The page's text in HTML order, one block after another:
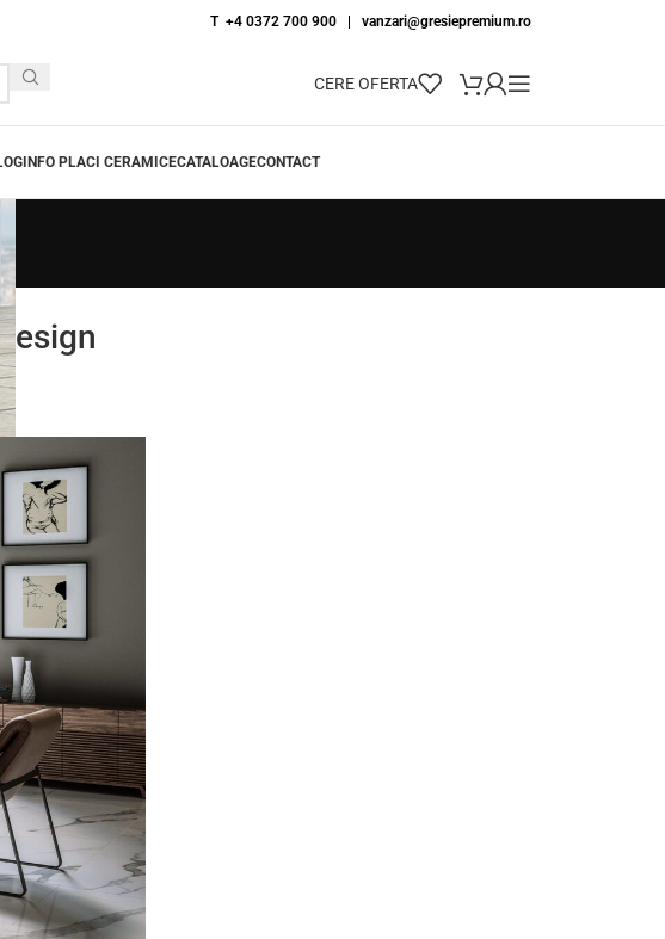
T +4 0372 700 900 | vanzari@gresiepremium.ro
CERE OFERTA
INFO PLACI CERAMICECATALOAGECONTACT